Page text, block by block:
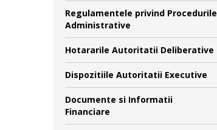
Regulamentele privind Procedurile
Administrative
Hotararile Autoritatii Deliberative
Dispozitiile Autoritatii Executive
Documente si Informatii
Financiare